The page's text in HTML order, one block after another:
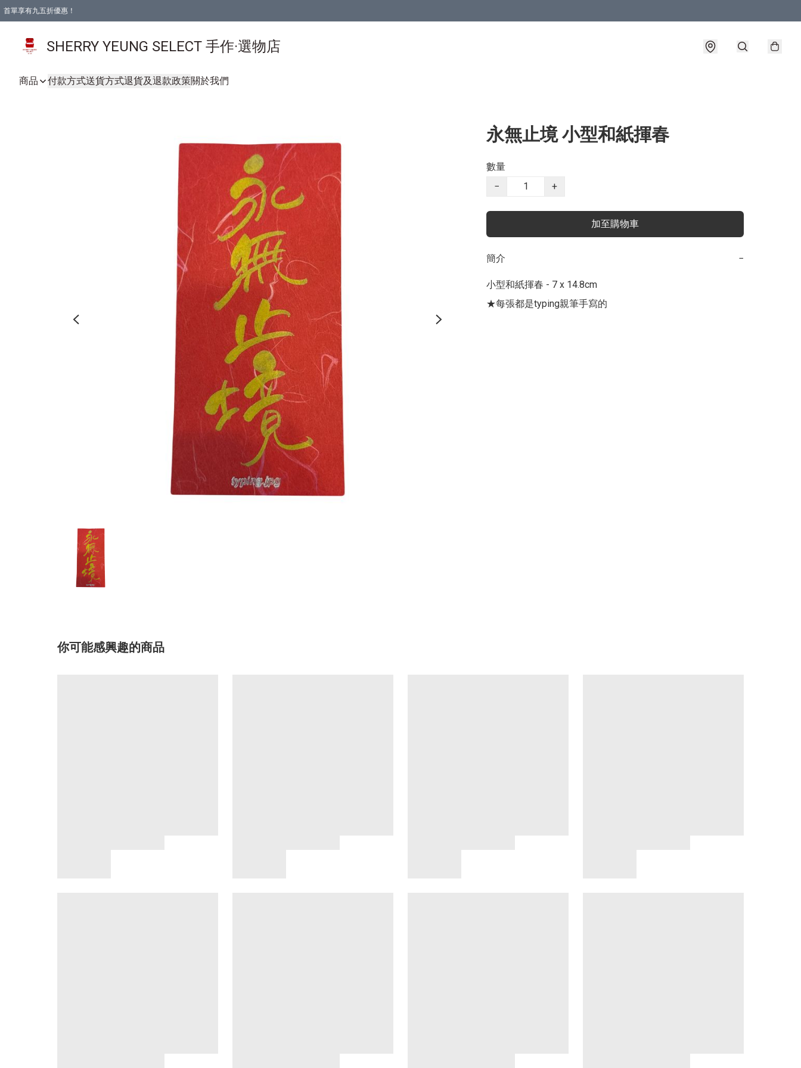
首單享有九五折優惠！
SHERRY YEUNG SELECT 手作·選物店
商品 付款方式送貨方式退貨及退款政策關於我們
永無止境 小型和紙揮春
數量
−
+
加至購物車
簡介 −
小型和紙揮春 - 7 x 14.8cm
★每張都是typing親筆手寫的
你可能感興趣的商品